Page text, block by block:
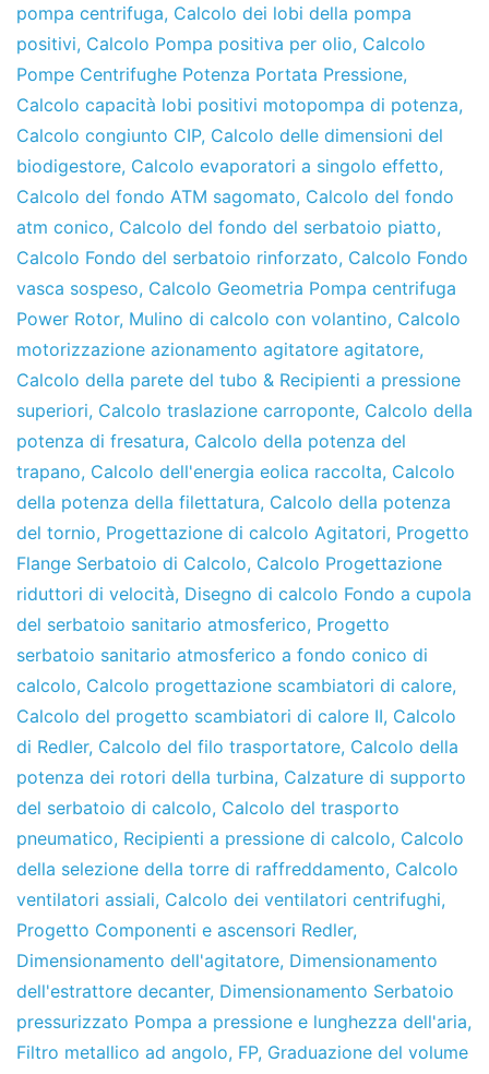
pompa centrifuga, Calcolo dei lobi della pompa
positivi, Calcolo Pompa positiva per olio, Calcolo
Pompe Centrifughe Potenza Portata Pressione,
Calcolo capacità lobi positivi motopompa di potenza,
Calcolo congiunto CIP, Calcolo delle dimensioni del
biodigestore, Calcolo evaporatori a singolo effetto,
Calcolo del fondo ATM sagomato, Calcolo del fondo
atm conico, Calcolo del fondo del serbatoio piatto,
Calcolo Fondo del serbatoio rinforzato, Calcolo Fondo
vasca sospeso, Calcolo Geometria Pompa centrifuga
Power Rotor, Mulino di calcolo con volantino, Calcolo
motorizzazione azionamento agitatore agitatore,
Calcolo della parete del tubo & Recipienti a pressione
superiori, Calcolo traslazione carroponte, Calcolo della
potenza di fresatura, Calcolo della potenza del
trapano, Calcolo dell'energia eolica raccolta, Calcolo
della potenza della filettatura, Calcolo della potenza
del tornio, Progettazione di calcolo Agitatori, Progetto
Flange Serbatoio di Calcolo, Calcolo Progettazione
riduttori di velocità, Disegno di calcolo Fondo a cupola
del serbatoio sanitario atmosferico, Progetto
serbatoio sanitario atmosferico a fondo conico di
calcolo, Calcolo progettazione scambiatori di calore,
Calcolo del progetto scambiatori di calore II, Calcolo
di Redler, Calcolo del filo trasportatore, Calcolo della
potenza dei rotori della turbina, Calzature di supporto
del serbatoio di calcolo, Calcolo del trasporto
pneumatico, Recipienti a pressione di calcolo, Calcolo
della selezione della torre di raffreddamento, Calcolo
ventilatori assiali, Calcolo dei ventilatori centrifughi,
Progetto Componenti e ascensori Redler,
Dimensionamento dell'agitatore, Dimensionamento
dell'estrattore decanter, Dimensionamento Serbatoio
pressurizzato Pompa a pressione e lunghezza dell'aria,
Filtro metallico ad angolo, FP, Graduazione del volume